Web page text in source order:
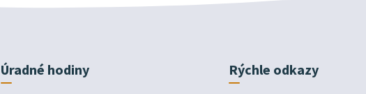
Úradné hodiny Rýchle odkazy